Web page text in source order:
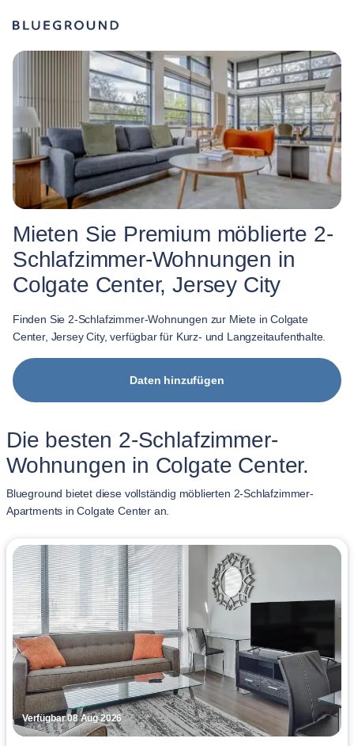
Mieten Sie Premium möblierte 2-
Schlafzimmer-Wohnungen in
Colgate Center, Jersey City
Finden Sie 2-Schlafzimmer-Wohnungen zur Miete in Colgate
Center, Jersey City, verfügbar für Kurz- und Langzeitaufenthalte.
Daten hinzufügen
Die besten 2-Schlafzimmer-
Wohnungen in Colgate Center.
Blueground bietet diese vollständig möblierten 2-Schlafzimmer-
Apartments in Colgate Center an.
Verfügbar 08 Aug 2026